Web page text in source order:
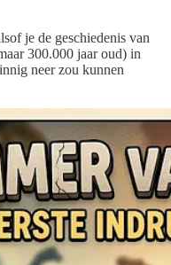
je de geschiedenis van
300.000 jaar oud) in
neer zou kunnen